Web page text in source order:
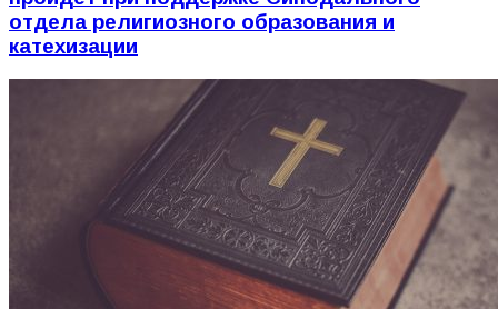
отдела религиозного образования и
катехизации